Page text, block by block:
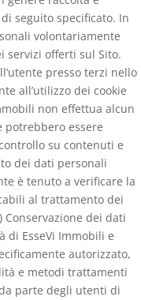
seguito specificato. In
volontariamente
servizi offerti sul Sito.
presso terzi nello
all’utilizzo dei cookie
non effettua alcun
potrebbero essere
su contenuti e
dei dati personali
è tenuto a verificare la
al trattamento dei
dei dati
EsseVi Immobili e
autorizzato,
e metodi trattamenti
parte degli utenti di